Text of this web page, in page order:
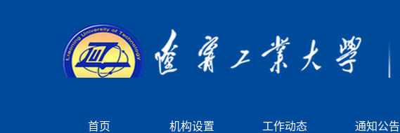
首页 机构设置 工作动态 通知公告